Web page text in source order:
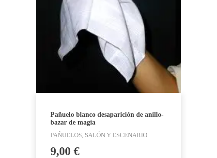
Pañuelo blanco desaparición de anillo-
bazar de magia
PAÑUELOS, SALÓN Y ESCENARIO
9,00 €